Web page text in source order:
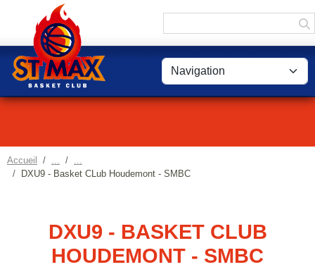
Accueil
DXU9 - Basket CLub Houdemont - SMBC
DXU9 - BASKET CLUB
HOUDEMONT - SMBC
Panneau de gestion des cookies